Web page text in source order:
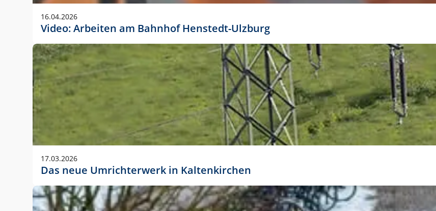
Die Logohöhe beträgt 4 – 10 % der jeweiligen Formathöhe. Daraus ergeben sich für gängige Formate
folgende fest definierte Anwendungsgrößen im Layout:
DIN A3 – 15 mm hoch (5 %)
DIN A1 – 39 mm hoch (5 %)
DIN lang – 10 mm hoch (5 %)
1080 x 1080 px – 78 px hoch (7 %)
In Ausnahmefällen darf das Logo jedoch auch größer oder kleiner gesetzt werden. Dazu bedarf es jedoch
stets der vorherigen Absprache mit der Marketingabteilung.
16.04.2026
Video: Arbeiten am Bahnhof Henstedt-Ulzburg
17.03.2026
Das neue Umrichterwerk in Kaltenkirchen